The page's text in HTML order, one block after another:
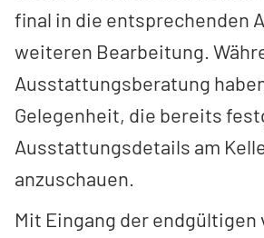
final in die entsprechenden
weiteren Bearbeitung.
Ausstattungsberatung
Gelegenheit, die bereits
Ausstattungsdetails am
anzuschauen.
Mit Eingang der endgültigen